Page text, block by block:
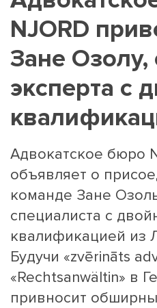
NJORD
Зане Озолу,
эксперта с
Адвокатское бюро
объявляет о
команде Зане
специалиста с
квалификацией из
Будучи «zvērināts
«Rechtsanwältin» в
привносит